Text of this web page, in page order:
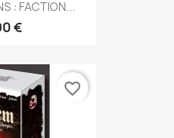
: FACTION...
€
favorite_border